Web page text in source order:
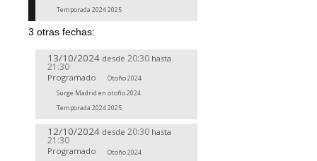
Temporada 2024 2025
3 otras fechas:
13/10/2024 desde 20:30 hasta
21:30
Programado
Otoño 2024
Surge Madrid en otoño 2024
Temporada 2024 2025
12/10/2024 desde 20:30 hasta
21:30
Programado
Otoño 2024